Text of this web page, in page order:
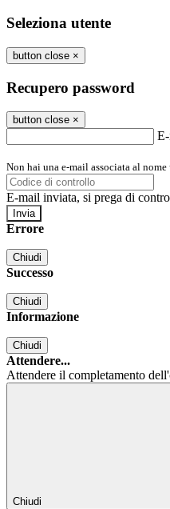
Seleziona utente
button close ×
Recupero password
button close ×
Non hai una e-mail associata al
E-mail inviata, si prega di
Errore
Chiudi
Successo
Chiudi
Informazione
Chiudi
Attendere...
Attendere il completamento
Chiudi